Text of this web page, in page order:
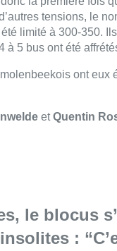
le blocus
:
il faut se